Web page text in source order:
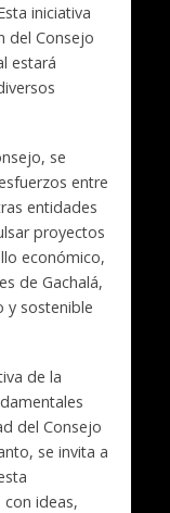
iniciativa
del Consejo
estará
se
entre
entidades
proyectos
económico,
de Gachalá,
y sostenible
de la
del Consejo
se invita a
ideas,